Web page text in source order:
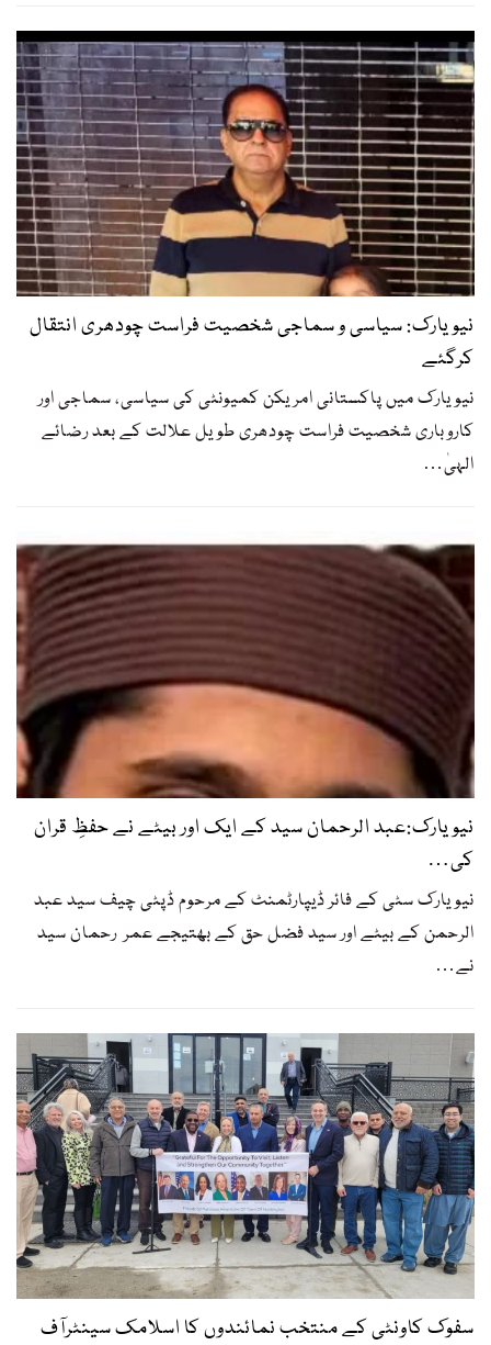
نیویارک: سیاسی و سماجی شخصیت فراست چودھری انتقال
کرگئے
نیویارک میں پاکستانی امریکن کمیونٹی کی سیاسی، سماجی اور
کاروباری شخصیت فراست چودھری طویل علالت کے بعد رضائے
الہیٰ…
نیویارک:عبد الرحمان سید کے ایک اور بیٹے نے حفظِ قران
کی…
نیویارک سٹی کے فائر ڈیپارٹمنٹ کے مرحوم ڈپٹی چیف سید عبد
الرحمن کے بیٹے اور سید فضل حق کے بھتیجے عمر رحمان سید
نے…
سفوک کاونٹی کے منتخب نمائندوں کا اسلامک سینٹرآف